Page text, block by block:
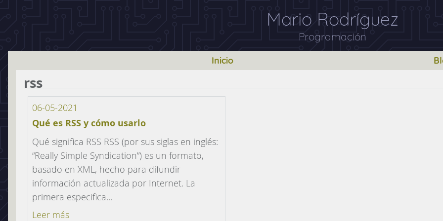
Mario Rodríguez
Programación
Inicio
rss
06-05-2021
Qué es RSS y cómo usarlo
Qué significa RSS RSS (por sus siglas en inglés:
“Really Simple Syndication”) es un formato,
basado en XML, hecho para difundir
información actualizada por Internet. La
primera especifica...
Leer más